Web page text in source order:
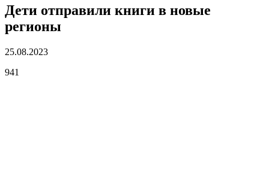
Дети отправили книги в новые
регионы
25.08.2023
941